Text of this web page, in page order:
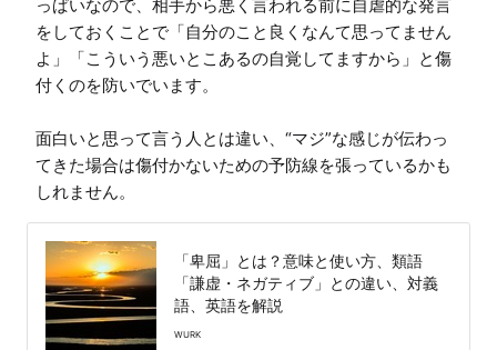
っぱいなので、相手から悪く言われる前に自虐的な発言
をしておくことで「自分のこと良くなんて思ってません
よ」「こういう悪いとこあるの自覚してますから」と傷
付くのを防いでいます。
面白いと思って言う人とは違い、“マジ”な感じが伝わっ
てきた場合は傷付かないための予防線を張っているかも
しれません。
「卑屈」とは？意味と使い方、類語
「謙虚・ネガティブ」との違い、対義
語、英語を解説
WURK